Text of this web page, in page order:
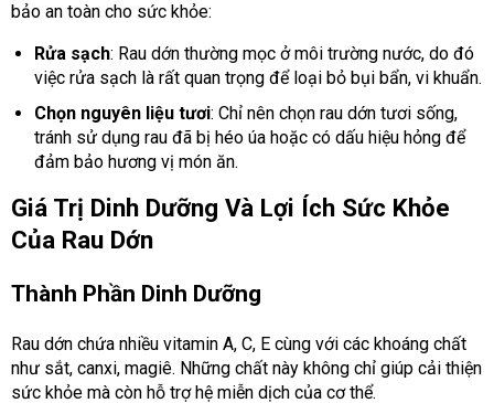
bảo an toàn cho sức khỏe:
Rửa sạch: Rau dớn thường mọc ở môi trường nước, do đó
việc rửa sạch là rất quan trọng để loại bỏ bụi bẩn, vi khuẩn.
Chọn nguyên liệu tươi: Chỉ nên chọn rau dớn tươi sống,
tránh sử dụng rau đã bị héo úa hoặc có dấu hiệu hỏng để
đảm bảo hương vị món ăn.
Giá Trị Dinh Dưỡng Và Lợi Ích Sức Khỏe
Của Rau Dớn
Thành Phần Dinh Dưỡng
Rau dớn chứa nhiều vitamin A, C, E cùng với các khoáng chất
như sắt, canxi, magiê. Những chất này không chỉ giúp cải thiện
sức khỏe mà còn hỗ trợ hệ miễn dịch của cơ thể.